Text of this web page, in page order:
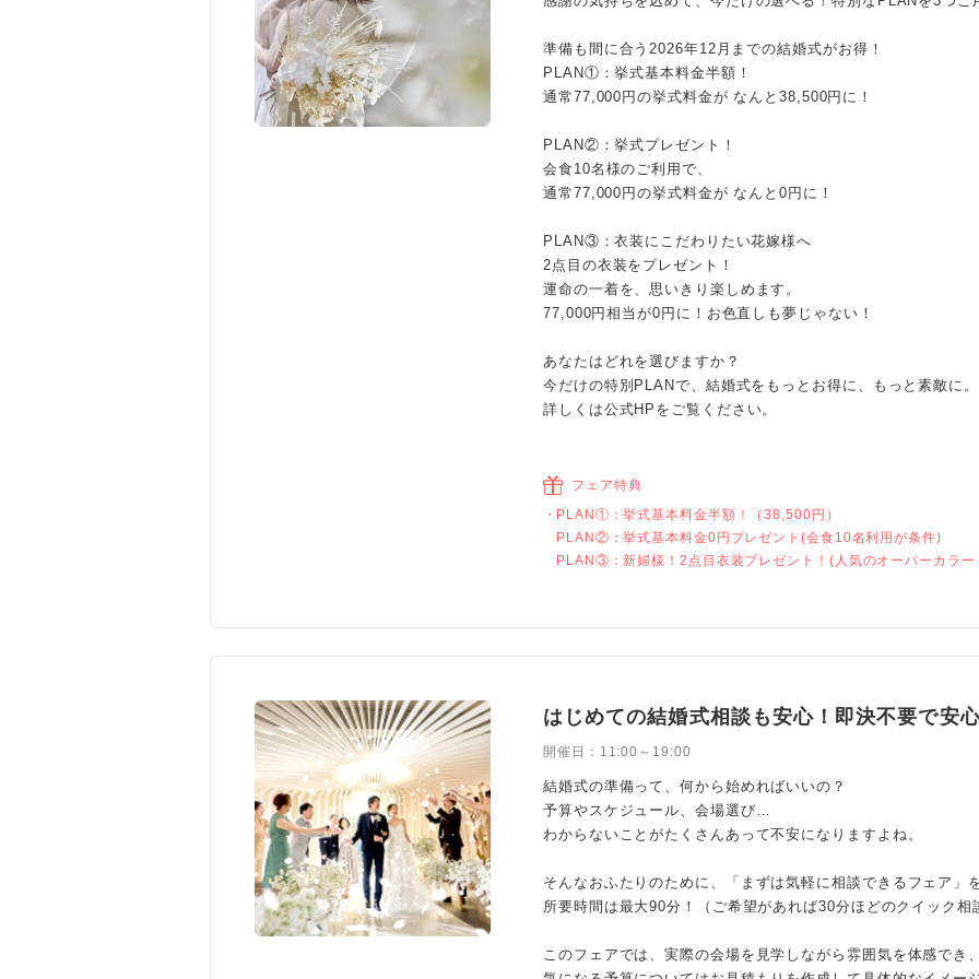
準備も間に合う2026年12月までの結婚式がお得！
PLAN①：挙式基本料金半額！
通常77,000円の挙式料金が なんと38,500円に！
PLAN②：挙式プレゼント！
会食10名様のご利用で、
通常77,000円の挙式料金が なんと0円に！
PLAN③：衣装にこだわりたい花嫁様へ
2点目の衣装をプレゼント！
運命の一着を、思いきり楽しめます。
77,000円相当が0円に！お色直しも夢じゃない！
あなたはどれを選びますか？
今だけの特別PLANで、結婚式をもっとお得に、もっと素敵に。
詳しくは公式HPをご覧ください。
フェア特典
PLAN①：挙式基本料金半額！（38,500円）
PLAN②：挙式基本料金0円プレゼント(会食10名利用が条件)
PLAN③：新婦様！2点目衣装プレゼント！(人気のオーバーカラー
はじめての結婚式相談も安心！即決不要で安
開催日： 11:00～19:00
結婚式の準備って、何から始めればいいの？
予算やスケジュール、会場選び…
わからないことがたくさんあって不安になりますよね。
そんなおふたりのために、「まずは気軽に相談できるフェア」
所要時間は最大90分！（ご希望があれば30分ほどのクイック相
このフェアでは、実際の会場を見学しながら雰囲気を体感でき、